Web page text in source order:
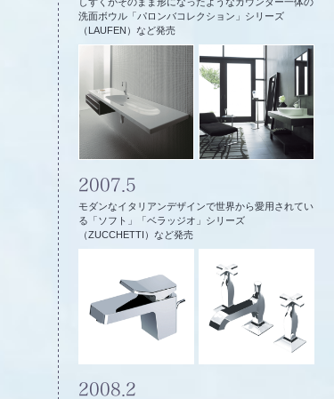
洗面ボウル「パロンバコレクション」シリーズ
（LAUFEN）など発売
2007.5
モダンなイタリアンデザインで世界から愛用されてい
る「ソフト」「ベラッジオ」シリーズ
（ZUCCHETTI）など発売
2008.2